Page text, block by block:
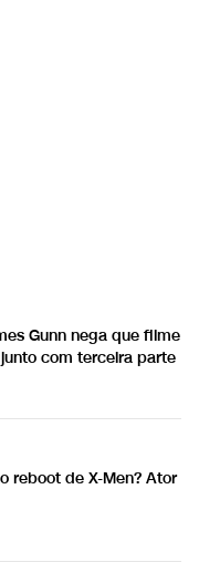
Gunn nega que filme
com terceira parte
reboot de X-Men? Ator